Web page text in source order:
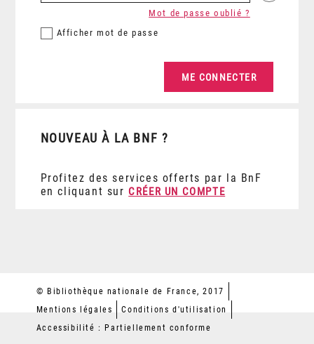
Afficher mot de passe
Mot de passe oublié ?
NOUVEAU À LA BNF ?
Profitez des services offerts par la BnF
en cliquant sur CRÉER UN COMPTE
© Bibliothèque nationale de France, 2017
Mentions légales
Conditions d'utilisation
Accessibilité : Partiellement conforme